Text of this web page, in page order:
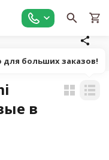
в
больших заказов!